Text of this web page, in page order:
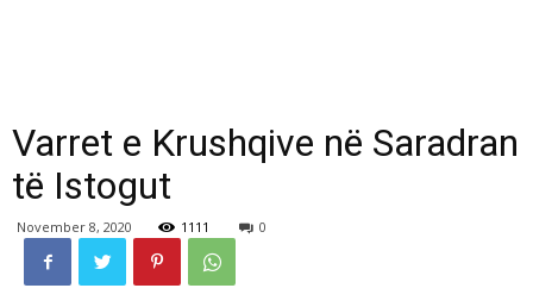
Varret e Krushqive në Saradran
të Istogut
November 8, 2020 1111 0